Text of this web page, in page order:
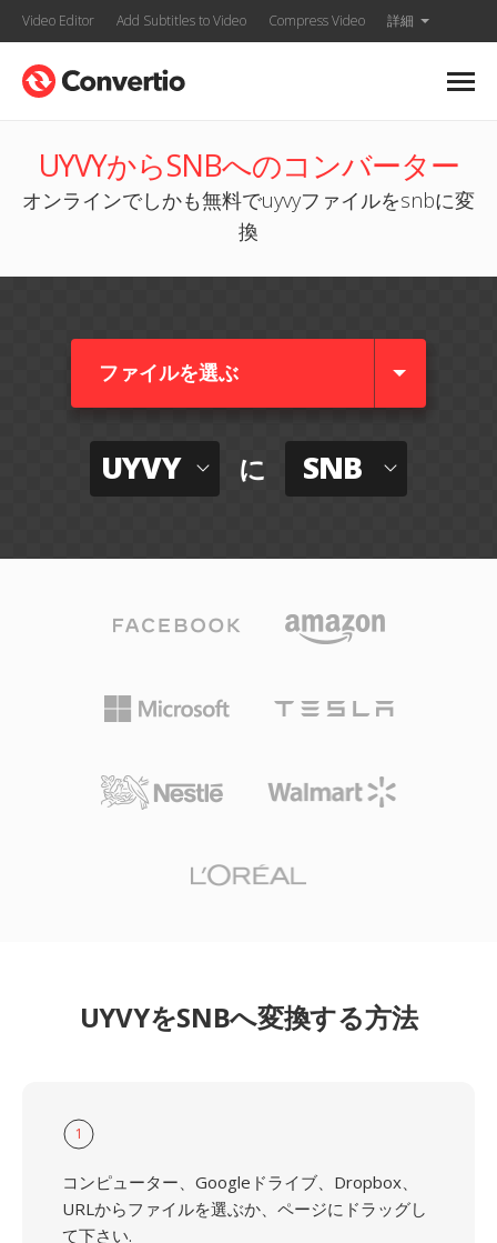
Video Editor Add Subtitles to Video Compress Video 詳細
UYVYからSNBへのコンバーター
オンラインでしかも無料でuyvyファイルをsnbに変
換
ファイルを選ぶ
UYVY に SNB
UYVYをSNBへ変換する方法
1
コンピューター、Googleドライブ、Dropbox、
URLからファイルを選ぶか、ページにドラッグし
て下さい.